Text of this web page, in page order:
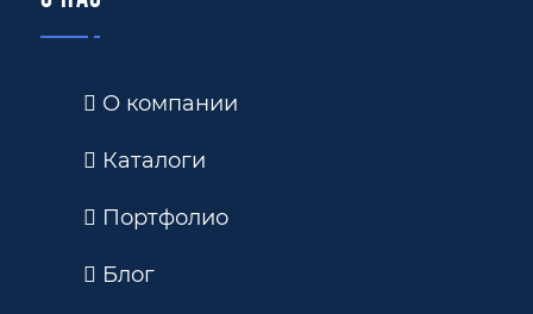
О компании
Каталоги
Портфолио
Блог